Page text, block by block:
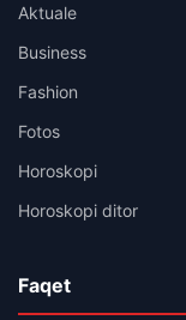
Aktuale
Business
Fashion
Fotos
Horoskopi
Horoskopi ditor
Faqet